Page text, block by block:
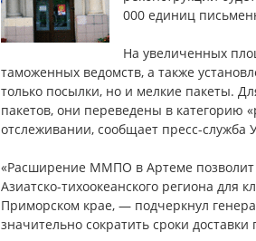
000 единиц
На увеличенных
таможенных ведомств, а также
только посылки, но и мелкие пакеты.
пакетов, они переведены в категорию
отслеживании, сообщает пресс-
«Расширение ММПО в Артеме
Азиатско-тихоокеанского региона для
Приморском крае, — подчеркнул
значительно сократить сроки